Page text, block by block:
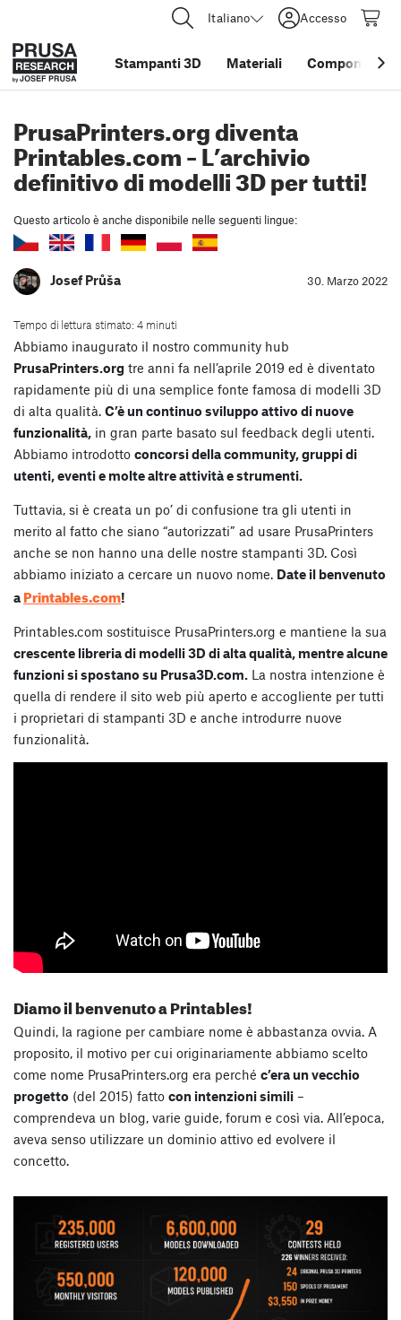
Italiano Accesso
Stampanti 3D Materiali Componenti e
PrusaPrinters.org diventa
Printables.com – L’archivio
definitivo di modelli 3D per tutti!
Questo articolo è anche disponibile nelle seguenti lingue:
Josef Průša 30. Marzo 2022
Tempo di lettura stimato: 4 minuti
Abbiamo inaugurato il nostro community hub
PrusaPrinters.org tre anni fa nell’aprile 2019 ed è diventato
rapidamente più di una semplice fonte famosa di modelli 3D
di alta qualità. C’è un continuo sviluppo attivo di nuove
funzionalità, in gran parte basato sul feedback degli utenti.
Abbiamo introdotto concorsi della community, gruppi di
utenti, eventi e molte altre attività e strumenti.
Tuttavia, si è creata un po’ di confusione tra gli utenti in
merito al fatto che siano “autorizzati” ad usare PrusaPrinters
anche se non hanno una delle nostre stampanti 3D. Così
abbiamo iniziato a cercare un nuovo nome. Date il benvenuto
aPrintables.com!
Printables.com sostituisce PrusaPrinters.org e mantiene la sua
crescente libreria di modelli 3D di alta qualità, mentre alcune
funzioni si spostano su Prusa3D.com. La nostra intenzione è
quella di rendere il sito web più aperto e accogliente per tutti
i proprietari di stampanti 3D e anche introdurre nuove
funzionalità.
Diamo il benvenuto a Printables!
Quindi, la ragione per cambiare nome è abbastanza ovvia. A
proposito, il motivo per cui originariamente abbiamo scelto
come nome PrusaPrinters.org era perché c’era un vecchio
progetto (del 2015) fatto con intenzioni simili –
comprendeva un blog, varie guide, forum e così via. All’epoca,
aveva senso utilizzare un dominio attivo ed evolvere il
concetto.